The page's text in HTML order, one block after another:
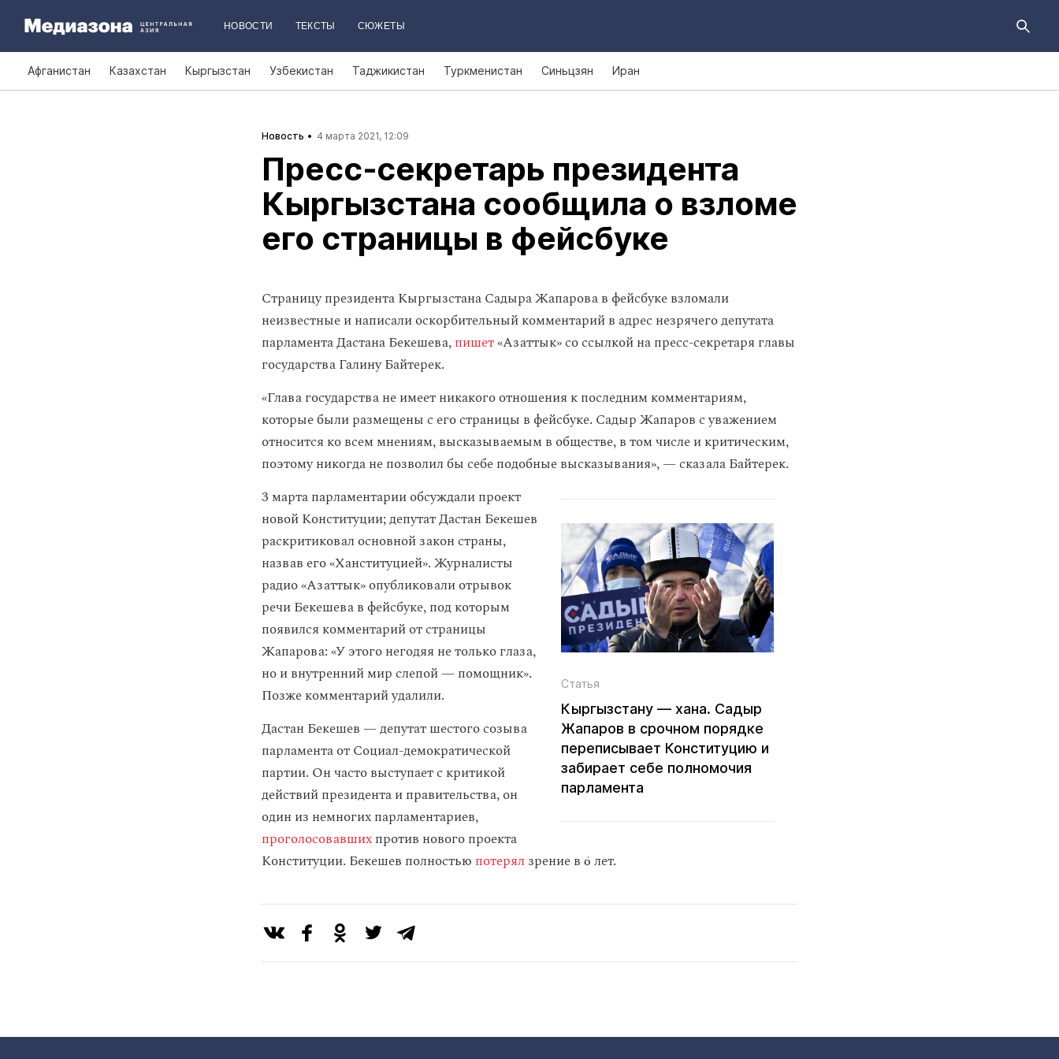
НОВОСТИ ТЕКСТЫ СЮЖЕТЫ
Афганистан Казахстан Кыргызстан Узбекистан Таджикистан Туркменистан Синьцзян Иран
Новость 4 марта 2021, 12:09
Пресс‑секретарь президента
Кыргызстана сообщила о взломе
его страницы в фейсбуке
Страницу президента Кыргызстана Садыра Жапарова в фейсбуке взломали
неизвестные и написали оскорбительный комментарий в адрес незрячего депутата
парламента Дастана Бекешева,пишет«Азаттык» со ссылкой на пресс-секретаря главы
государства Галину Байтерек.
«Глава государства не имеет никакого отношения к последним комментариям,
которые были размещены с его страницы в фейсбуке. Садыр Жапаров с уважением
относится ко всем мнениям, высказываемым в обществе, в том числе и критическим,
поэтому никогда не позволил бы себе подобные высказывания», — сказала Байтерек.
Статья
Кыргызстану — хана. Садыр
Жапаров в срочном порядке
переписывает Конституцию и
забирает себе полномочия
парламента
3 марта парламентарии обсуждали проект
новой Конституции; депутат Дастан Бекешев
раскритиковал основной закон страны,
назвав его «Ханституцией». Журналисты
радио «Азаттык» опубликовали отрывок
речи Бекешева в фейсбуке, под которым
появился комментарий от страницы
Жапарова: «У этого негодяя не только глаза,
но и внутренний мир слепой — помощник».
Позже комментарий удалили.
Дастан Бекешев — депутат шестого созыва
парламента от Социал-демократической
партии. Он часто выступает с критикой
действий президента и правительства, он
один из немногих парламентариев,
проголосовавшихпротив нового проекта
Конституции. Бекешев полностью потерял зрение в 6 лет.